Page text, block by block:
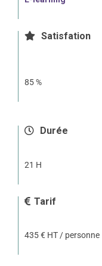
Satisfation
85 %
Durée
21 H
Tarif
435 € HT / personne